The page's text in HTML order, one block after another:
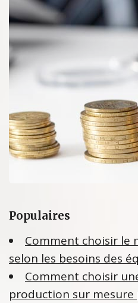
Populaires
Comment choisir le
selon les besoins des
Comment choisir
production sur mesure